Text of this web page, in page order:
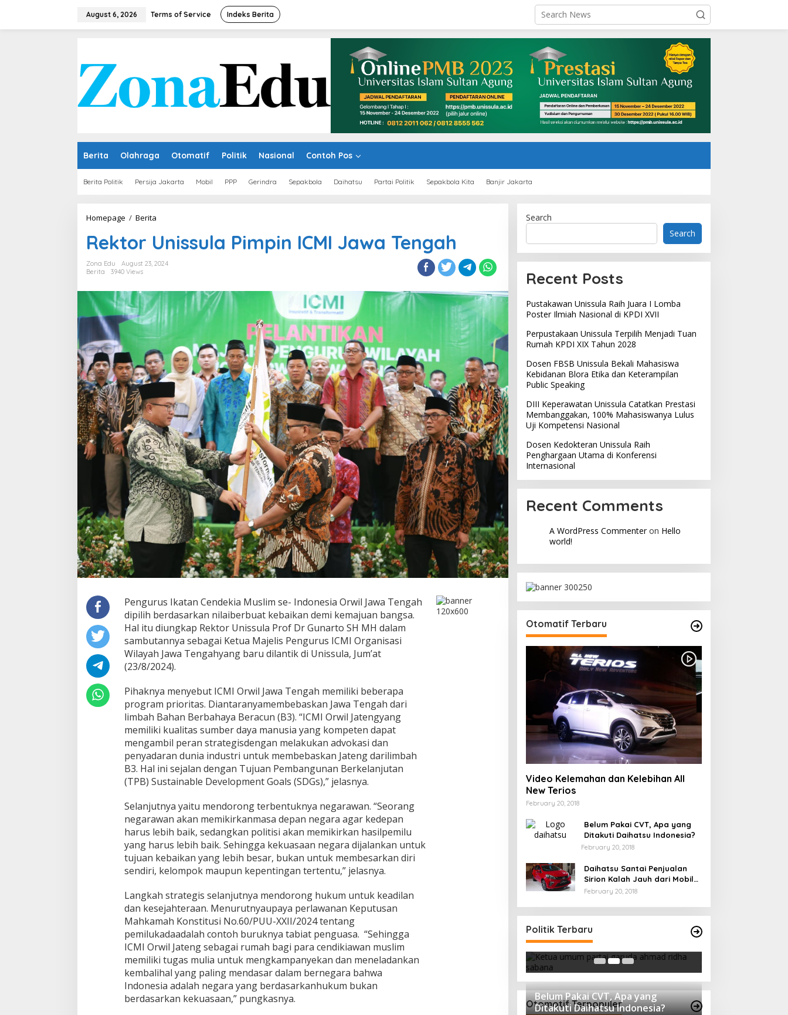
August 6, 2026 Terms of Service Indeks Berita
Berita Olahraga Otomatif Politik Nasional Contoh Pos
Berita Politik Persija Jakarta Mobil PPP Gerindra Sepakbola Daihatsu Partai Politik Sepakbola Kita Banjir Jakarta
Homepage / Berita
Pimpin
ICMI
Jawa
Rektor Unissula Pimpin ICMI Jawa Tengah
Zona Edu
August 23, 2024
Berita
3940 Views
Pengurus Ikatan Cendekia Muslim se- Indonesia Orwil Jawa Tengah
dipilih berdasarkan nilaiberbuat kebaikan demi kemajuan bangsa.
Hal itu diungkap Rektor Unissula Prof Dr Gunarto SH MH dalam
sambutannya sebagai Ketua Majelis Pengurus ICMI Organisasi
Wilayah Jawa Tengahyang baru dilantik di Unissula, Jum’at
(23/8/2024).
Pihaknya menyebut ICMI Orwil Jawa Tengah memiliki beberapa
program prioritas. Diantaranyamembebaskan Jawa Tengah dari
limbah Bahan Berbahaya Beracun (B3). “ICMI Orwil Jatengyang
memiliki kualitas sumber daya manusia yang kompeten dapat
mengambil peran strategisdengan melakukan advokasi dan
penyadaran dunia industri untuk membebaskan Jateng darilimbah
B3. Hal ini sejalan dengan Tujuan Pembangunan Berkelanjutan
(TPB) Sustainable Development Goals (SDGs),” jelasnya.
Selanjutnya yaitu mendorong terbentuknya negarawan. “Seorang
negarawan akan memikirkanmasa depan negara agar kedepan
harus lebih baik, sedangkan politisi akan memikirkan hasilpemilu
yang harus lebih baik. Sehingga kekuasaan negara dijalankan untuk
tujuan kebaikan yang lebih besar, bukan untuk membesarkan diri
sendiri, kelompok maupun kepentingan tertentu,” jelasnya.
Langkah strategis selanjutnya mendorong hukum untuk keadilan
dan kesejahteraan. Menurutnyaupaya perlawanan Keputusan
Mahkamah Konstitusi No.60/PUU-XXII/2024 tentang
pemilukadaadalah contoh buruknya tabiat penguasa. “Sehingga
ICMI Orwil Jateng sebagai rumah bagi para cendikiawan muslim
memiliki tugas mulia untuk mengkampanyekan dan meneladankan
kembalihal yang paling mendasar dalam bernegara bahwa
Indonesia adalah negara yang berdasarkanhukum bukan
berdasarkan kekuasaan,” pungkasnya.
Search
Search
Recent Posts
Pustakawan Unissula Raih Juara I Lomba
Poster Ilmiah Nasional di KPDI XVII
Perpustakaan Unissula Terpilih Menjadi Tuan
Rumah KPDI XIX Tahun 2028
Dosen FBSB Unissula Bekali Mahasiswa
Kebidanan Blora Etika dan Keterampilan
Public Speaking
DIII Keperawatan Unissula Catatkan Prestasi
Membanggakan, 100% Mahasiswanya Lulus
Uji Kompetensi Nasional
Dosen Kedokteran Unissula Raih
Penghargaan Utama di Konferensi
Internasional
Recent Comments
A WordPress Commenteron Hello
world!
Otomatif Terbaru
Video Kelemahan dan Kelebihan All
New Terios
February 20, 2018
Belum Pakai CVT, Apa yang
Ditakuti Daihatsu Indonesia?
February 20, 2018
Daihatsu Santai Penjualan
Sirion Kalah Jauh dari Mobil
LCGC
February 20, 2018
Politik Terbaru
Jagatara Indonesia Siap
Mengawal Kepemimpinan Mas Dar
Gizi Nasional
Ini Dia Hubungan Partai Garuda
dengan Gerindra
Otomotif Terpopuler
Belum Pakai CVT, Apa yang
Ditakuti Daihatsu Indonesia?